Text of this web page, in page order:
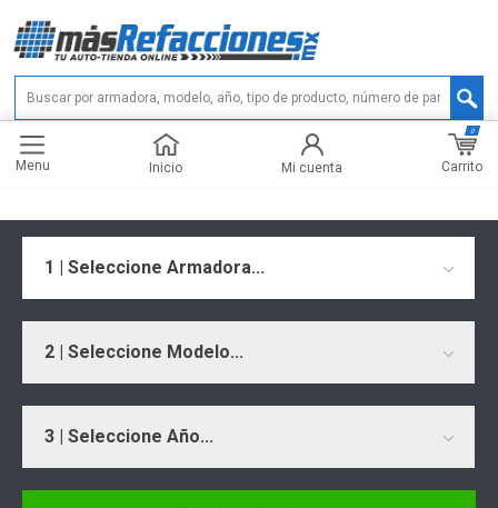
Menu Inicio Mi cuenta Carrito
0
1 | Seleccione Armadora...
2 | Seleccione Modelo...
3 | Seleccione Año...